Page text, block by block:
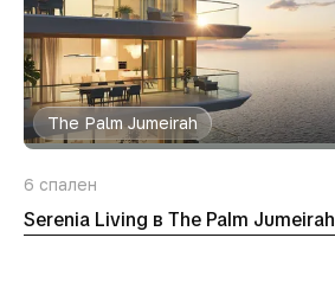
The Palm Jumeirah
6 спален
Serenia Living в The Palm Jumeirah